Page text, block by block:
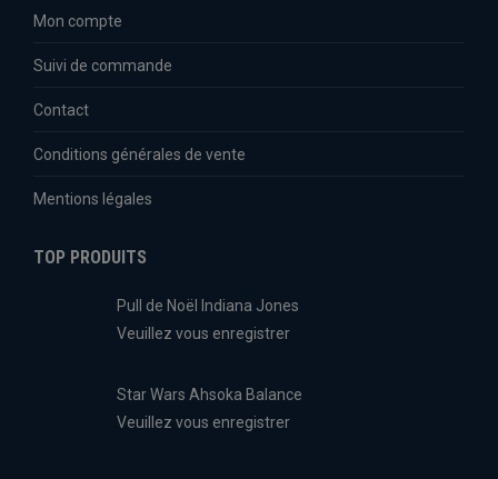
Mon compte
Suivi de commande
Contact
Conditions générales de vente
Mentions légales
TOP PRODUITS
Pull de Noël Indiana Jones
Veuillez vous enregistrer
Star Wars Ahsoka Balance
Veuillez vous enregistrer